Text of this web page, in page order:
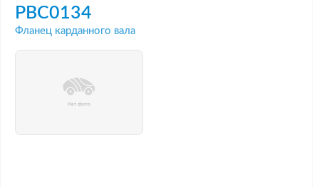
PBC0134
Фланец карданного вала